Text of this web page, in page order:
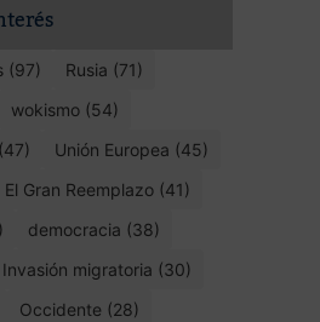
(97)
Rusia (71)
wokismo (54)
Unión Europea (45)
El Gran Reemplazo (41)
democracia (38)
Invasión migratoria (30)
Occidente (28)